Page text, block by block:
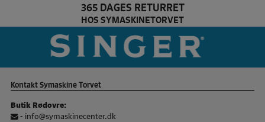
365 DAGES RETURRET
HOS SYMASKINETORVET
Pfaff Brand slider
Kontakt Symaskine Torvet
Butik Rødovre:
- info@symaskinecenter.dk